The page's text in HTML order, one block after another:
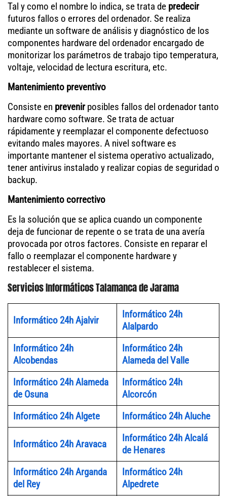
Tal y como el nombre lo indica, se trata de predecir
futuros fallos o errores del ordenador. Se realiza
mediante un software de análisis y diagnóstico de los
componentes hardware del ordenador encargado de
monitorizar los parámetros de trabajo tipo temperatura,
voltaje, velocidad de lectura escritura, etc.
Mantenimiento preventivo
Consiste en prevenirposibles fallos del ordenador tanto
hardware como software. Se trata de actuar
rápidamente y reemplazar el componente defectuoso
evitando males mayores. A nivel software es
importante mantener el sistema operativo actualizado,
tener antivirus instalado y realizar copias de seguridad o
backup.
Mantenimiento correctivo
Es la solución que se aplica cuando un componente
deja de funcionar de repente o se trata de una avería
provocada por otros factores. Consiste en reparar el
fallo o reemplazar el componente hardware y
restablecer el sistema.
Servicios Informáticos Talamanca de Jarama
Informático 24h Ajalvir
Informático 24h
Alalpardo
Informático 24h
Alcobendas
Informático 24h
Alameda del Valle
Informático 24h Alameda
de Osuna
Informático 24h
Alcorcón
Informático 24h Algete
Informático 24h Aluche
Informático 24h Aravaca
Informático 24h Alcalá
de Henares
Informático 24h Arganda
del Rey
Informático 24h
Alpedrete